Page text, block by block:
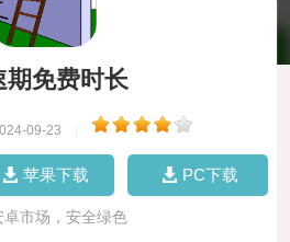
期免费时长
09-23
苹果下载 PC下载
卓市场，安全绿色